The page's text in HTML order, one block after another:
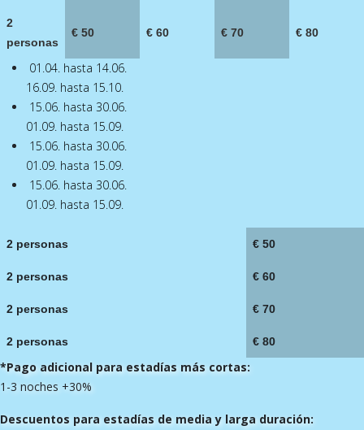
2
personas
€ 50 € 60 € 70 € 80
01.04. hasta 14.06.
16.09. hasta 15.10.
15.06. hasta 30.06.
01.09. hasta 15.09.
15.06. hasta 30.06.
01.09. hasta 15.09.
15.06. hasta 30.06.
01.09. hasta 15.09.
2 personas € 50
2 personas € 60
2 personas € 70
2 personas € 80
*Pago adicional para estadías más cortas:
1-3 noches +30%
Descuentos para estadías de media y larga duración: